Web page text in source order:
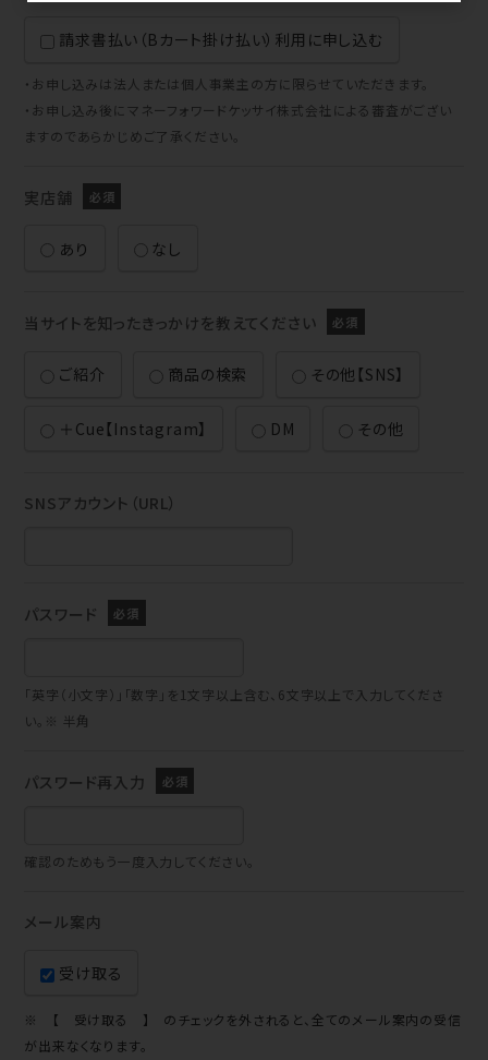
請求書払い（Bカート掛け払い）利用に申し込む
・お申し込みは法人または個人事業主の方に限らせていただきます。
・お申し込み後にマネーフォワードケッサイ株式会社による審査がござい
ますのであらかじめご了承ください。
実店舗
あり なし
当サイトを知ったきっかけを教えてください
ご紹介 商品の検索 その他【SNS】
＋Cue【Instagram】 DM その他
SNSアカウント（URL）
パスワード
「英字（小文字）」「数字」を1文字以上含む、6文字以上で入力してくださ
い。※ 半角
パスワード再入力
確認のためもう一度入力してください。
メール案内
受け取る
※ 【 受け取る 】 のチェックを外されると、全てのメール案内の受信
が出来なくなります。